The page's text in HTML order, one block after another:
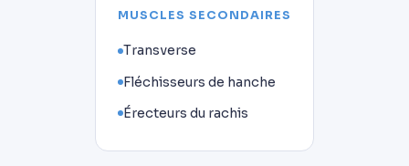
MUSCLES SECONDAIRES
Transverse
Fléchisseurs de hanche
Érecteurs du rachis